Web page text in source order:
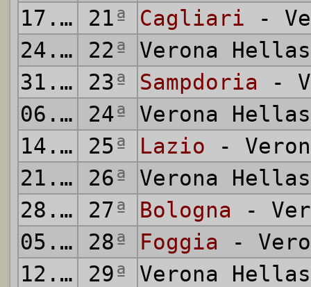
17.03.1974
21ª Cagliari -
24.03.1974
22ª
Verona
31.03.1974
23ª Sampdoria -
06.04.1974
24ª
Verona
14.04.1974
25ª Lazio -
21.04.1974
26ª
Verona
28.04.1974
27ª Bologna -
05.05.1974
28ª Foggia -
12.05.1974
29ª
Verona